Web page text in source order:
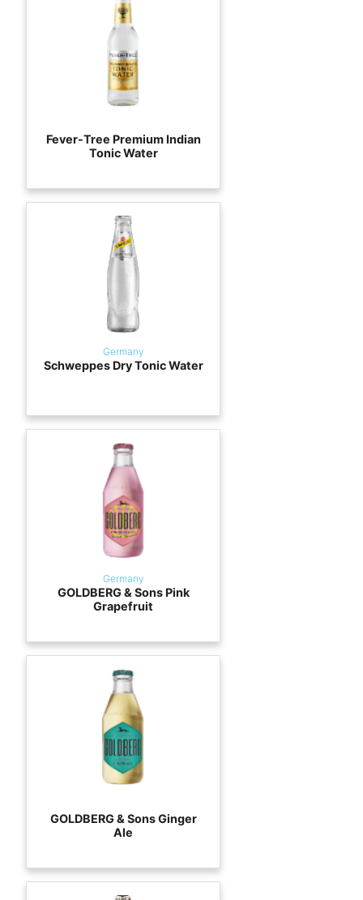
Fever-Tree Premium Indian
Tonic Water
Germany
Schweppes Dry Tonic Water
Germany
GOLDBERG & Sons Pink
Grapefruit
GOLDBERG & Sons Ginger
Ale